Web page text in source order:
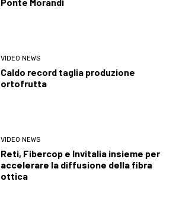
VIDEO NEWS
Caldo record taglia produzione
ortofrutta
VIDEO NEWS
Reti, Fibercop e Invitalia insieme per
accelerare la diffusione della fibra
ottica